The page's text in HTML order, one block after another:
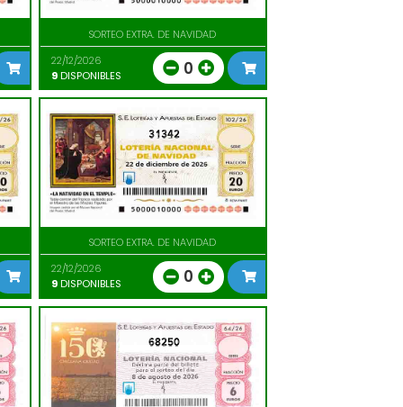
SORTEO EXTRA. DE NAVIDAD
22/12/2026
9DISPONIBLES 0
31342
SORTEO EXTRA. DE NAVIDAD
22/12/2026
9DISPONIBLES 0
68250